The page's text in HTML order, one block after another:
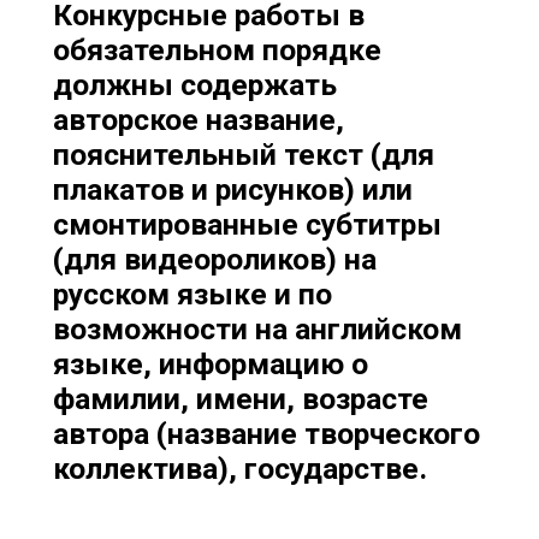
Конкурсные работы в
обязательном порядке
должны содержать
авторское название,
пояснительный текст (для
плакатов и рисунков) или
смонтированные субтитры
(для видеороликов) на
русском языке и по
возможности на английском
языке, информацию о
фамилии, имени, возрасте
автора (название творческого
коллектива), государстве.